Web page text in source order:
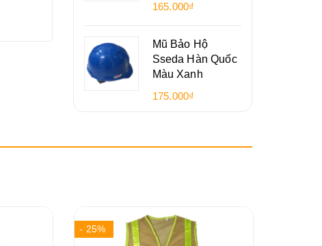
165.000₫
Mũ Bảo Hộ
Sseda Hàn Quốc
Màu Xanh
175.000₫
- 25%